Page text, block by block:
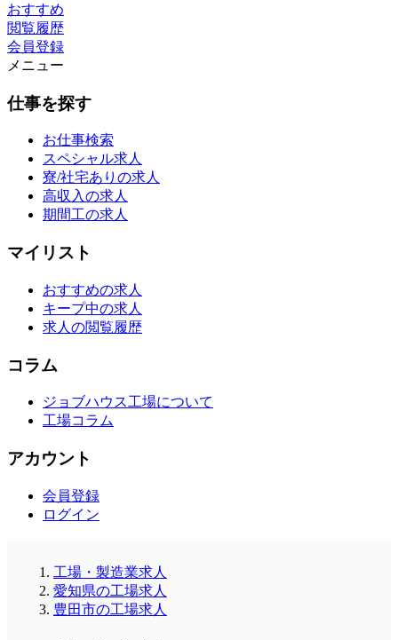
おすすめ
閲覧履歴
会員登録
メニュー
仕事を探す
お仕事検索
スペシャル求人
寮/社宅ありの求人
高収入の求人
期間工の求人
マイリスト
おすすめの求人
キープ中の求人
求人の閲覧履歴
コラム
ジョブハウス工場について
工場コラム
アカウント
会員登録
ログイン
工場・製造業求人
愛知県の工場求人
豊田市の工場求人